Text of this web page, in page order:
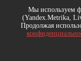
Кисти
Мы используем
(Yandex.Metrika,
Продолжая